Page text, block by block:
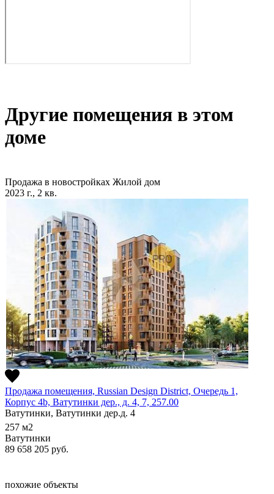
Другие помещения в этом
доме
Продажа в новостройках Жилой дом
2023 г., 2 кв.
Продажа помещения, Russian Design District, Очередь 1,
Корпус 4b, Ватутинки дер., д. 4, 7, 257.00
Ватутинки, Ватутинки дер.д. 4
257 м2
Ватутинки
89 658 205 руб.
похожие объекты